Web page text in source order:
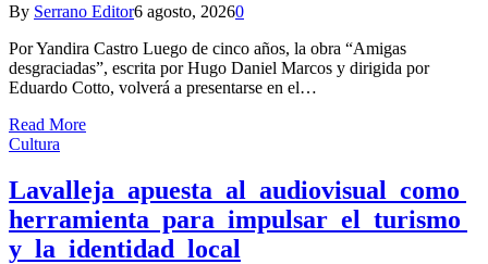
By Serrano Editor6 agosto, 20260
Por Yandira Castro Luego de cinco años, la obra “Amigas
desgraciadas”, escrita por Hugo Daniel Marcos y dirigida por
Eduardo Cotto, volverá a presentarse en el…
Read More
Cultura
Lavalleja apuesta al audiovisual como
herramienta para impulsar el turismo
y la identidad local